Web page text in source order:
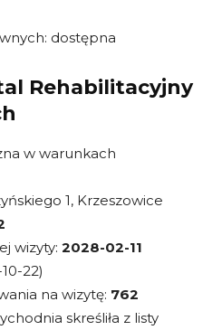
dostępna
Rehabilitacyjny
w warunkach
1, Krzeszowice
wizyty: 2028-02-11
22)
na wizytę: 762
skreśliła z listy